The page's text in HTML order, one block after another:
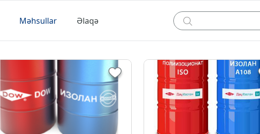
Məhsullar Əlaqə